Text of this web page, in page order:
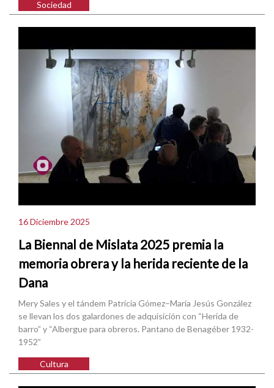
Sociedad
16 Diciembre 2025
La Biennal de Mislata 2025 premia la
memoria obrera y la herida reciente de la
Dana
Mery Sales y el tándem Patricia Gómez–María Jesús González
se llevan los dos galardones de adquisición con “Herida de
barro” y “Albergue para obreros. Pantano de Benagéber 1932-
1952”
Cultura